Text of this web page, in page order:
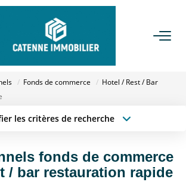
GESTION
Fonds de commerce
Hotel / Rest / Bar
les critères de recherche
Localisation
Surface min
fonds de commerce
/ bar restauration rapide